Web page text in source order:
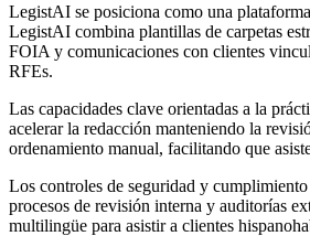
LegistAI se posiciona como una
LegistAI combina plantillas de carpetas
FOIA y comunicaciones con clientes
RFEs.
Las capacidades clave orientadas a la
acelerar la redacción manteniendo la
ordenamiento manual, facilitando que
Los controles de seguridad y
procesos de revisión interna y auditorías
multilingüe para asistir a clientes